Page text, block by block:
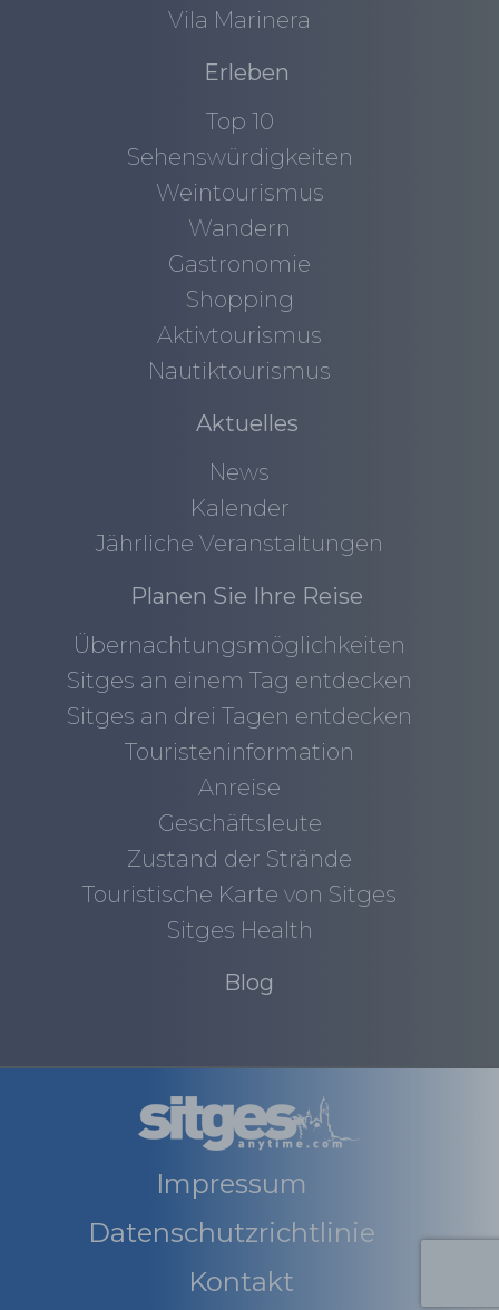
Vila Marinera
Erleben
Top 10
Sehenswürdigkeiten
Weintourismus
Wandern
Gastronomie
Shopping
Aktivtourismus
Nautiktourismus
Aktuelles
News
Kalender
Jährliche Veranstaltungen
Planen Sie Ihre Reise
Übernachtungsmöglichkeiten
Sitges an einem Tag entdecken
Sitges an drei Tagen entdecken
Touristeninformation
Anreise
Geschäftsleute
Zustand der Strände
Touristische Karte von Sitges
Sitges Health
Blog
Impressum
Datenschutzrichtlinie
Kontakt